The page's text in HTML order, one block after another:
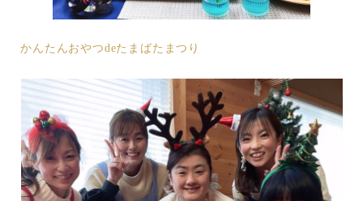
かんたんおやつdeたまばたまつり